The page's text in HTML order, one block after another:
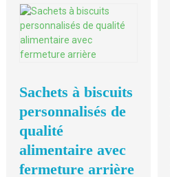
Sachets à biscuits
personnalisés de
qualité
alimentaire avec
fermeture arrière